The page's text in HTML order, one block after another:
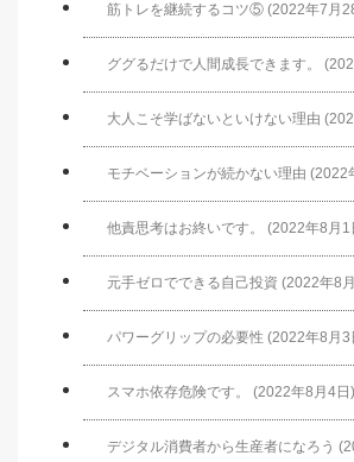
筋トレを継続するコツ⑤ (2022年7月
ググるだけで人間成長できます。
大人こそ学ばないといけない理由
モチベーションが続かない理由 (2022
他責思考はお終いです。 (2022年8月1
元手ゼロでできる自己投資 (2022年8
パワーグリップの必要性 (2022年8月3
スマホ依存危険です。 (2022年8月4日)
デジタル消費者から生産者になろう